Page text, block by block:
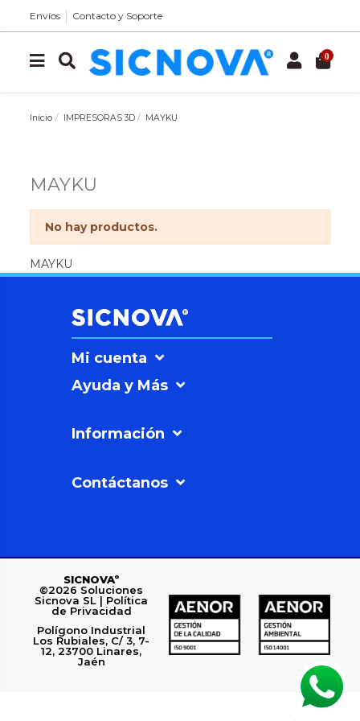
Envíos Contacto y Soporte
0
Inicio IMPRESORAS 3D MAYKU
MAYKU
No hay productos.
MAYKU
Mi cuenta
Ayuda y Más
Información
Contáctanos
SICNOVAº
©2026 Soluciones
Sicnova SL | Política
de Privacidad
Polígono Industrial
Los Rubiales, C/ 3, 7-
12, 23700 Linares,
Jaén